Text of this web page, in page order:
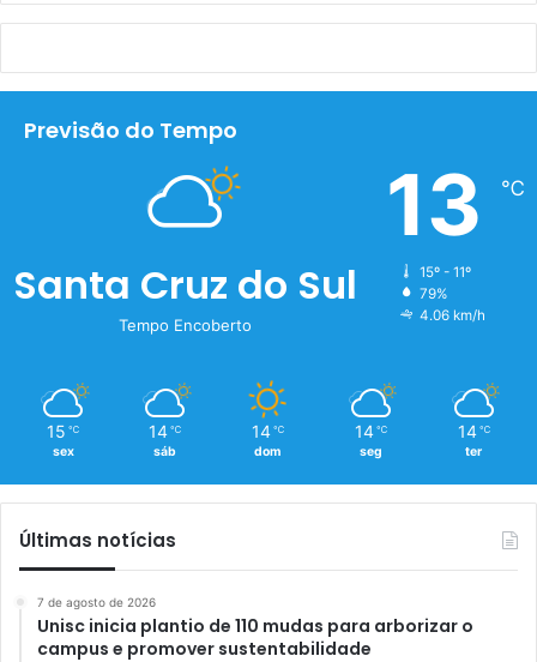
Previsão do Tempo
Santa Cruz do Sul
Tempo Encoberto
13 ℃
15º - 11º
79%
4.06 km/h
15 ℃
sex
14 ℃
sáb
14 ℃
dom
14 ℃
seg
14 ℃
ter
Últimas notícias
7 de agosto de 2026
Unisc inicia plantio de 110 mudas para arborizar o
campus e promover sustentabilidade